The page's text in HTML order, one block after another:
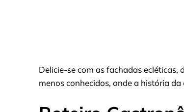
Delicie-se com as fachadas
menos conhecidos, onde a história